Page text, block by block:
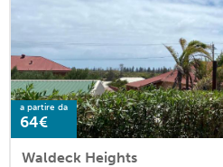
a partire da
64€
Waldeck Heights